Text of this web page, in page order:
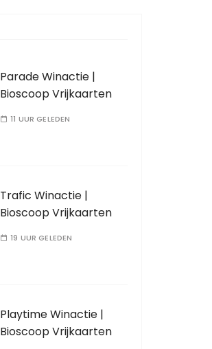
Parade Winactie |
Bioscoop Vrijkaarten
11 UUR GELEDEN
Trafic Winactie |
Bioscoop Vrijkaarten
19 UUR GELEDEN
Playtime Winactie |
Bioscoop Vrijkaarten